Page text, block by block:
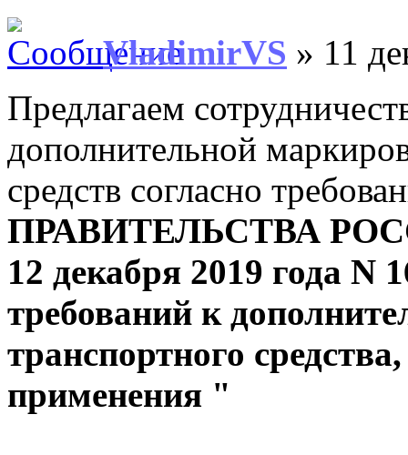
VladimirVS » 11
Предлагаем
дополнительной
средств согласно
ПРАВИТЕЛЬСТВА
12 декабря 2019 года N
требований к
транспортного
применения "